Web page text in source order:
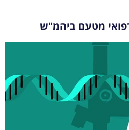
מטעם ביהמ"ש